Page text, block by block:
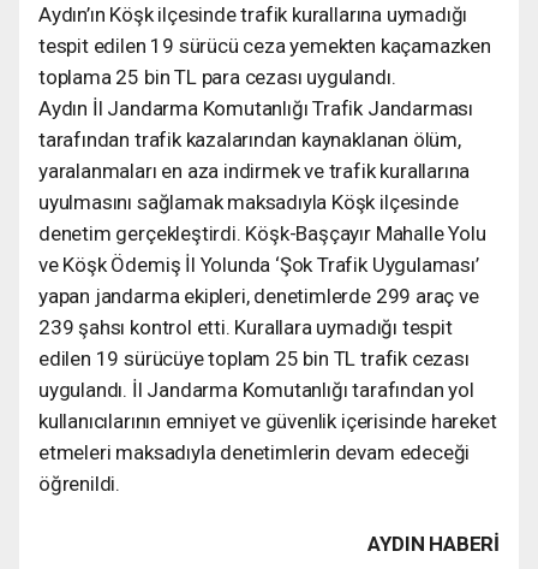
Aydın’ın Köşk ilçesinde trafik kurallarına uymadığı
tespit edilen 19 sürücü ceza yemekten kaçamazken
toplama 25 bin TL para cezası uygulandı.
Aydın İl Jandarma Komutanlığı Trafik Jandarması
tarafından trafik kazalarından kaynaklanan ölüm,
yaralanmaları en aza indirmek ve trafik kurallarına
uyulmasını sağlamak maksadıyla Köşk ilçesinde
denetim gerçekleştirdi. Köşk-Başçayır Mahalle Yolu
ve Köşk Ödemiş İl Yolunda ‘Şok Trafik Uygulaması’
yapan jandarma ekipleri, denetimlerde 299 araç ve
239 şahsı kontrol etti. Kurallara uymadığı tespit
edilen 19 sürücüye toplam 25 bin TL trafik cezası
uygulandı. İl Jandarma Komutanlığı tarafından yol
kullanıcılarının emniyet ve güvenlik içerisinde hareket
etmeleri maksadıyla denetimlerin devam edeceği
öğrenildi.
AYDIN HABERİ